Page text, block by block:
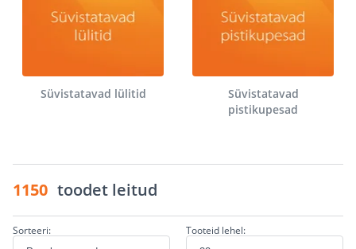
Süvistatavad lülitid
Süvistatavad
pistikupesad
1150 toodet leitud
Sorteeri: Tooteid lehel: